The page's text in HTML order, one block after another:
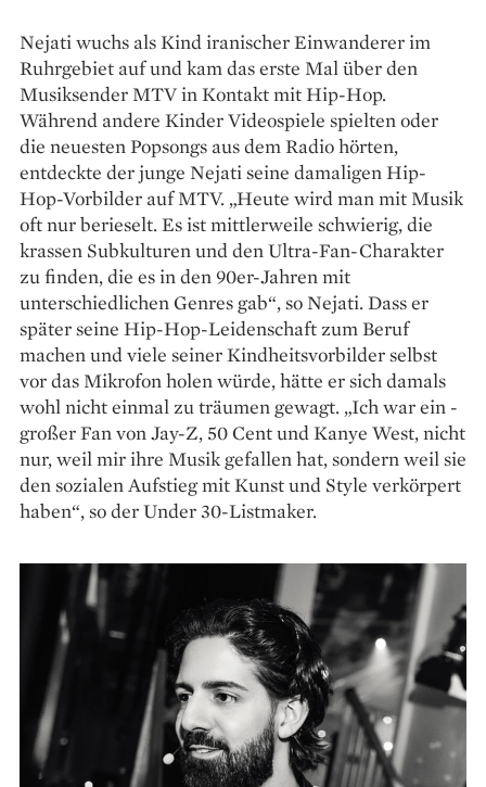
Nejati wuchs als Kind ­iranischer Einwanderer im
Ruhr­gebiet auf und kam das erste Mal über den
Musiksender MTV in Kontakt mit Hip-Hop.
Während andere ­Kinder Videospiele spielten oder
die ­neuesten Popsongs aus dem ­Radio hörten,
entdeckte der junge ­Neja­ti seine damaligen Hip-
Hop-Vor­bilder auf MTV. „Heute wird man mit Musik
oft nur berieselt. Es ist mittlerweile schwierig, die
krassen Sub­kulturen und den Ultra-Fan-Charakter
zu finden, die es in den 90er-Jahren mit
unterschiedlichen Genres gab“, so Nejati. Dass er
später seine Hip-Hop-Leidenschaft zum Beruf
machen und viele seiner Kindheitsvorbilder selbst
vor das Mikrofon holen würde, hätte er sich damals
wohl nicht einmal zu träumen gewagt. „Ich war ein ­
großer Fan von Jay-Z, 50 Cent und Kanye West, nicht
nur, weil mir ihre Musik gefallen hat, sondern weil sie
den sozialen Aufstieg mit Kunst und Style verkörpert
haben“, so der ­Under 30-Listmaker.